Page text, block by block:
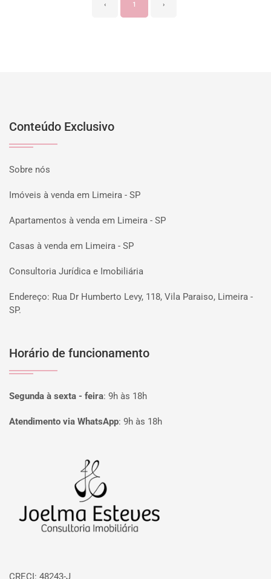
‹ 1 ›
Conteúdo Exclusivo
Sobre nós
Imóveis à venda em Limeira - SP
Apartamentos à venda em Limeira - SP
Casas à venda em Limeira - SP
Consultoria Jurídica e Imobiliária
Endereço: Rua Dr Humberto Levy, 118, Vila Paraiso, Limeira -
SP.
Horário de funcionamento
Segunda à sexta - feira: 9h às 18h
Atendimento via WhatsApp: 9h às 18h
CRECI: 48243-J